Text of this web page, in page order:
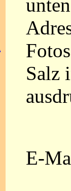
Salz
E-